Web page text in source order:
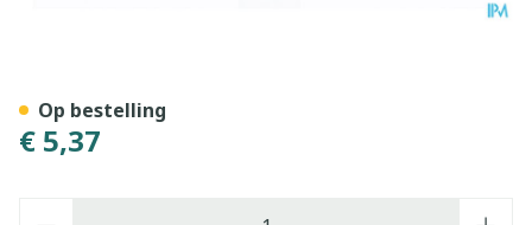
€ 5,37
Op bestelling